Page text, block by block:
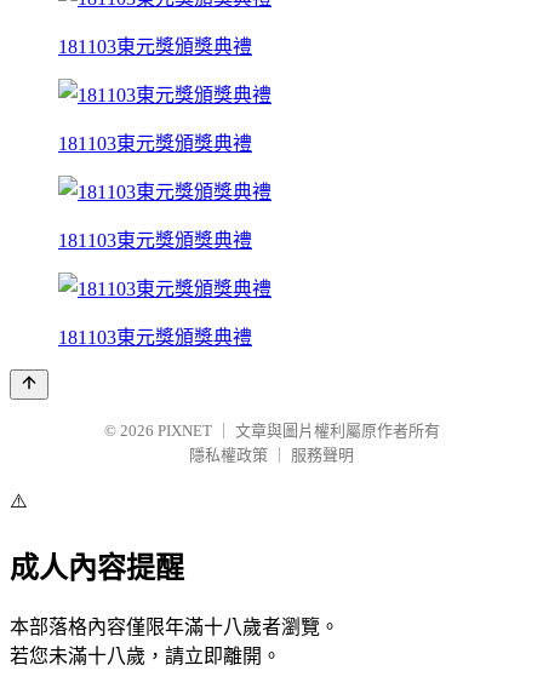
181103東元獎頒獎典禮
181103東元獎頒獎典禮
181103東元獎頒獎典禮
181103東元獎頒獎典禮
© 2026 PIXNET
文章與圖片權利屬原作者所有
隱私權政策
服務聲明
⚠️
成人內容提醒
本部落格內容僅限年滿十八歲者瀏覽。
若您未滿十八歲，請立即離開。